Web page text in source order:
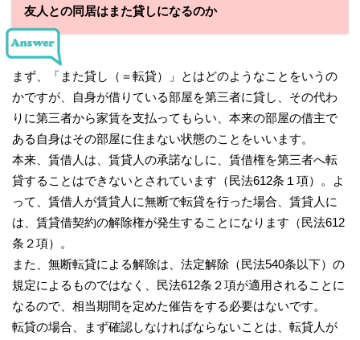
友人との同居はまた貸しになるのか
まず、「また貸し（＝転貸）」とはどのようなことをいうの
かですが、自身が借りている部屋を第三者に貸し、その代わ
りに第三者から家賃を支払ってもらい、本来の部屋の借主で
ある自身はその部屋に住まない状態のことをいいます。
本来、賃借人は、賃貸人の承諾なしに、賃借権を第三者へ転
貸することはできないとされています（民法612条１項）。よ
って、賃借人が賃貸人に無断で転貸を行った場合、賃貸人に
は、賃貸借契約の解除権が発生することになります（民法612
条２項）。
また、無断転貸による解除は、法定解除（民法540条以下）の
規定によるものではなく、民法612条２項が適用されることに
なるので、相当期間を定めた催告をする必要はないです。
転貸の場合、まず確認しなければならないことは、転貸人が